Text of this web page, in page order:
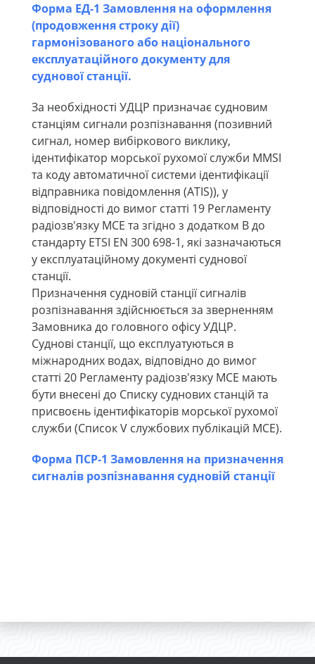
Форма ЕД-1 Замовлення на оформлення
(продовження строку дії)
гармонізованого або національного
експлуатаційного документу для
суднової станції.
За необхідності УДЦР призначає судновим
станціям сигнали розпізнавання (позивний
сигнал, номер вибіркового виклику,
ідентифікатор морської рухомої служби MMSI
та коду автоматичної системи ідентифікації
відправника повідомлення (ATIS)), у
відповідності до вимог статті 19 Регламенту
радіозв'язку МСЕ та згідно з додатком В до
стандарту ETSI EN 300 698-1, які зазначаються
у експлуатаційному документі суднової
станції.
Призначення судновій станції сигналів
розпізнавання здійснюється за зверненням
Замовника до головного офісу УДЦР.
Суднові станції, що експлуатуються в
міжнародних водах, відповідно до вимог
статті 20 Регламенту радіозв'язку МСЕ мають
бути внесені до Списку суднових станцій та
присвоєнь ідентифікаторів морської рухомої
служби (Список V службових публікацій МСЕ).
Форма ПСР-1 Замовлення на призначення
сигналів розпізнавання судновій станції